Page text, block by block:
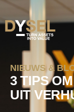
NIEUWS &
3 TIPS
UIT